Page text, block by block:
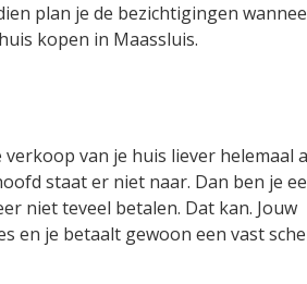
plan je de bezichtigingen
kopen in Maassluis.
van je huis liever helemaal
staat er niet naar. Dan ben je
niet teveel betalen. Dat kan. Jouw
en je betaalt gewoon een vast